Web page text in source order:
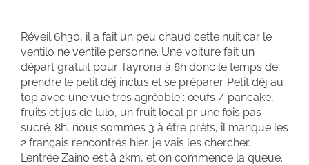
Réveil 6h30, il a fait un peu chaud cette nuit car le
ventilo ne ventile personne. Une voiture fait un
départ gratuit pour Tayrona à 8h donc le temps de
prendre le petit déj inclus et se préparer. Petit déj au
top avec une vue très agréable : œufs / pancake,
fruits et jus de lulo, un fruit local pr une fois pas
sucré. 8h, nous sommes 3 à être prêts, il manque les
2 français rencontrés hier, je vais les chercher.
L’entrée Zaino est à 2km, et on commence la queue.